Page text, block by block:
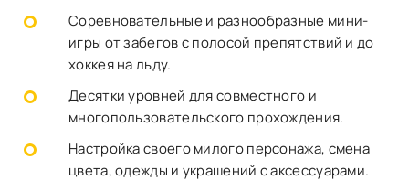
Соревновательные и разнообразные мини-
игры от забегов с полосой препятствий и до
хоккея на льду.
Десятки уровней для совместного и
многопользовательского прохождения.
Настройка своего милого персонажа, смена
цвета, одежды и украшений с аксессуарами.